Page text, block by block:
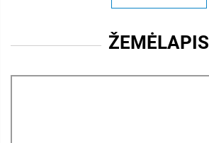
ŽEMĖLAPIS